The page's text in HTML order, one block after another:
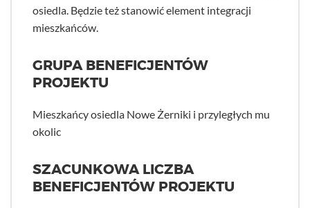
osiedla. Będzie też stanowić element integracji
mieszkańców.
GRUPA BENEFICJENTÓW
PROJEKTU
Mieszkańcy osiedla Nowe Żerniki i przyległych mu
okolic
SZACUNKOWA LICZBA
BENEFICJENTÓW PROJEKTU